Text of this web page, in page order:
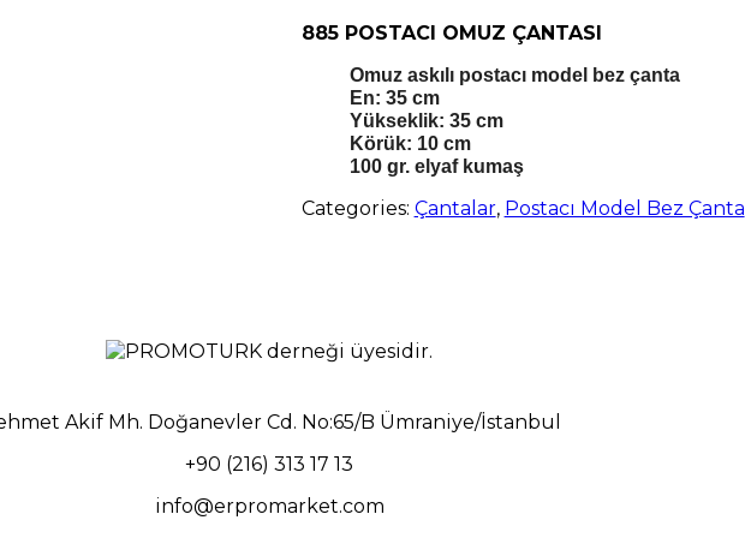
885 POSTACI OMUZ ÇANTASI
Omuz askılı postacı model bez çanta
En: 35 cm
Yükseklik: 35 cm
Körük: 10 cm
100 gr. elyaf kumaş
Categories: Çantalar, Postacı Model Bez Çanta
Akif Mh. Doğanevler Cd. No:65/B Ümraniye/İstanbul
+90 (216) 313 17 13
info@erpromarket.com